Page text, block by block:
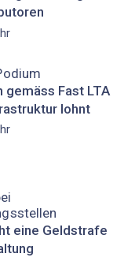
gemäss Fast LTA
lohnt
eine Geldstrafe